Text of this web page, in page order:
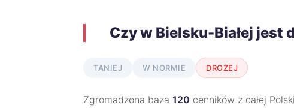
Czy w Bielsku-Białej jest
TANIEJ W NORMIE DROŻEJ
Zgromadzona baza 120 cenników z całej